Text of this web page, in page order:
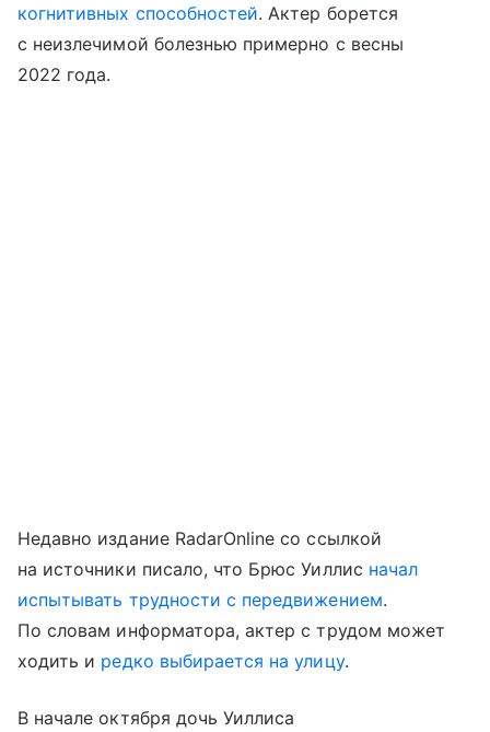
когнитивных способностей. Актер борется
с неизлечимой болезнью примерно с весны
2022 года.
Недавно издание RadarOnline со ссылкой
на источники писало, что Брюс Уиллис начал
испытывать трудности с передвижением.
По словам информатора, актер с трудом может
ходить и редко выбирается на улицу.
В начале октября дочь Уиллиса